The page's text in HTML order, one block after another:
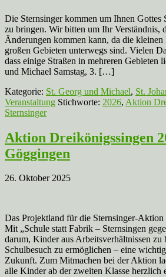
Die Sternsinger kommen um Ihnen Gottes
zu bringen. Wir bitten um Ihr Verständnis,
Änderungen kommen kann, da die
großen Gebieten unterwegs sind. Vielen
dass einige Straßen in mehreren Gebieten
und Michael Samstag, 3. […]
Kategorie: St. Georg und Michael, St.
Veranstaltung Stichworte: 2026, Aktion
Sternsinger
Aktion Dreikönigssingen
Göggingen
26. Oktober 2025
Das Projektland für die Sternsinger-
Mit „Schule statt Fabrik – Sternsingen
darum, Kinder aus Arbeitsverhältnissen zu
Schulbesuch zu ermöglichen – eine
Zukunft. Zum Mitmachen bei der Aktion
alle Kinder ab der zweiten Klasse